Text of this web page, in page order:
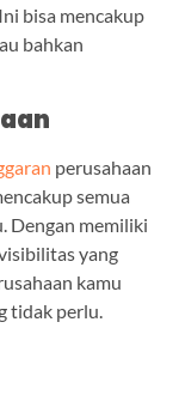
bisa mencakup
bahkan
perusahaan
semua
Dengan memiliki
yang
kamu
tidak perlu.